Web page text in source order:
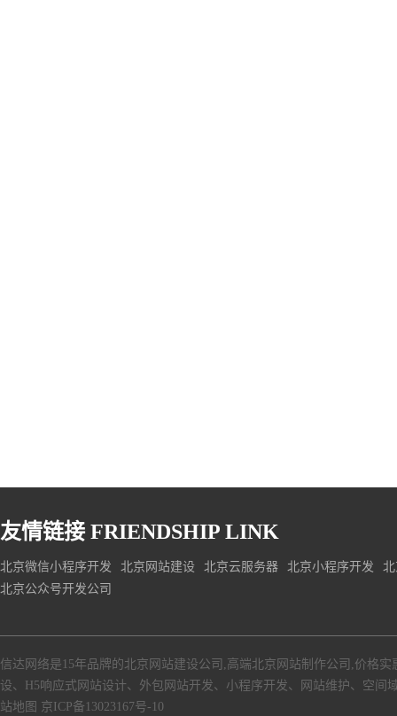
友情链接 FRIENDSHIP LINK
北京微信小程序开发 北京网站建设 北京云服务器 北京小程序开发
北京公众号开发公司
信达网络是15年品牌的北京网站建设公司,高端北京网站制作公司,价格
设、H5响应式网站设计、外包网站开发、小程序开发、网站维护、空
站地图 京ICP备13023167号-10